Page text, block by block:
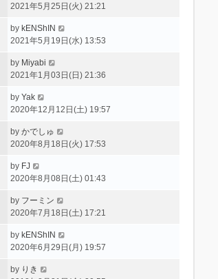
2021年5月25日(火) 21:21
by kENShIN
2021年5月19日(水) 13:53
by Miyabi
2021年1月03日(日) 21:36
by Yak
2020年12月12日(土) 19:57
by かでしゅ
2020年8月18日(火) 17:53
by FJ
2020年8月08日(土) 01:43
by フーミン
2020年7月18日(土) 17:21
by kENShIN
2020年6月29日(月) 19:57
by りき